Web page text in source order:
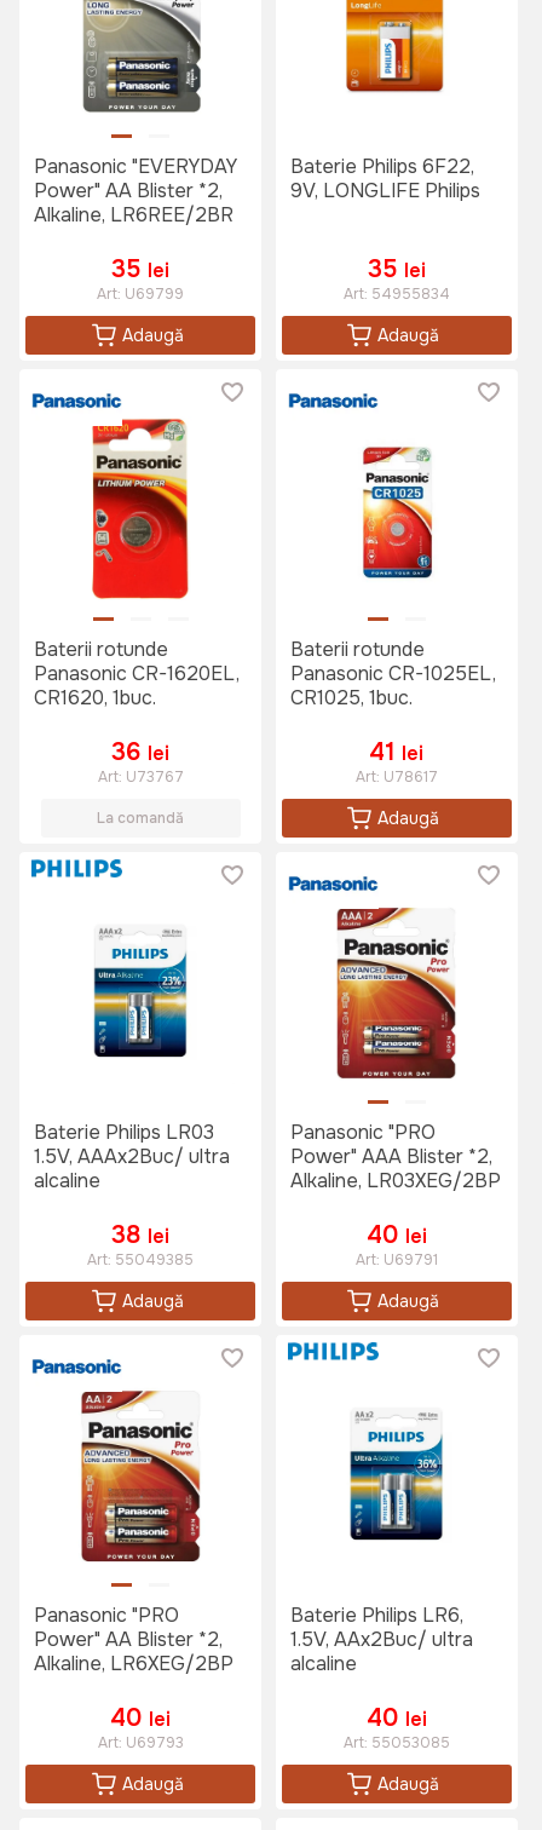
Panasonic "EVERYDAY
Power" AA Blister *2,
Alkaline, LR6REE/2BR
35 lei
Art: U69799
Adaugă
Baterie Philips 6F22,
9V, LONGLIFE Philips
35 lei
Art: 54955834
Adaugă
Baterii rotunde
Panasonic CR-1620EL,
CR1620, 1buc.
36 lei
Art: U73767
La comandă
Baterii rotunde
Panasonic CR-1025EL,
CR1025, 1buc.
41 lei
Art: U78617
Adaugă
Baterie Philips LR03
1.5V, AAAx2Buc/ ultra
alcaline
38 lei
Art: 55049385
Adaugă
Panasonic "PRO
Power" AAA Blister *2,
Alkaline, LR03XEG/2BP
40 lei
Art: U69791
Adaugă
Panasonic "PRO
Power" AA Blister *2,
Alkaline, LR6XEG/2BP
40 lei
Art: U69793
Adaugă
Baterie Philips LR6,
1.5V, AAx2Buc/ ultra
alcaline
40 lei
Art: 55053085
Adaugă